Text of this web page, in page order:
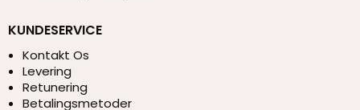
KUNDESERVICE
Kontakt Os
Levering
Retunering
Betalingsmetoder